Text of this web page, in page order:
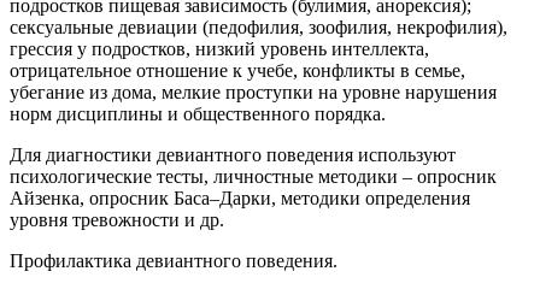
подростков пищевая зависимость (булимия, анорексия);
сексуальные девиации (педофилия, зоофилия, некрофилия),
грессия у подростков, низкий уровень интеллекта,
отрицательное отношение к учебе, конфликты в семье,
убегание из дома, мелкие проступки на уровне нарушения
норм дисциплины и общественного порядка.
Для диагностики девиантного поведения используют
психологические тесты, личностные методики – опросник
Айзенка, опросник Баса–Дарки, методики определения
уровня тревожности и др.
Профилактика девиантного поведения.